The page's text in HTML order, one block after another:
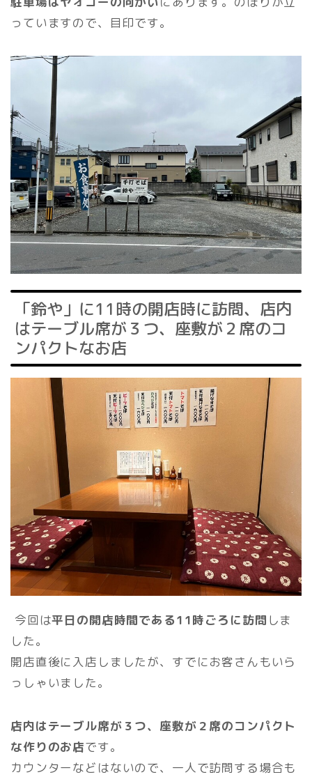
っていますので、目印です。
「鈴や」に11時の開店時に訪問、店内
はテーブル席が３つ、座敷が２席のコ
ンパクトなお店
今回は平日の開店時間である11時ごろに訪問 しま
した。
開店直後に入店しましたが、すでにお客さんもいら
っしゃいました。
店内はテーブル席が３つ、座敷が２席のコンパクト
な作りのお店です。
カウンターなどはないので、一人で訪問する場合も